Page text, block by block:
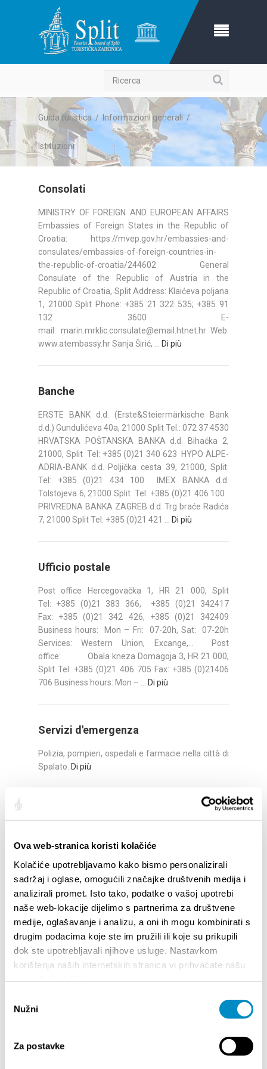
Ova web-stranica koristi kolačiće
Kolačiće upotrebljavamo kako bismo personalizirali
sadržaj i oglase, omogućili značajke društvenih medija i
analizirali promet. Isto tako, podatke o vašoj upotrebi
naše web-lokacije dijelimo s partnerima za društvene
medije, oglašavanje i analizu, a oni ih mogu kombinirati s
drugim podacima koje ste im pružili ili koje su prikupili
dok ste upotrebljavali njihove usluge. Nastavkom
korištenja naših internetskih stranica vi prihvaćate našu
pristanka
Nužni
Za postavke
Ricerca
Guida turistica/ Informazioni generali /
Istituzioni
Consolati
MINISTRY OF FOREIGN AND EUROPEAN AFFAIRS
Embassies of Foreign States in the Republic of
Croatia: https://mvep.gov.hr/embassies-and-
consulates/embassies-of-foreign-countries-in-
the-republic-of-croatia/244602 General
Consulate of the Republic of Austria in the
Republic of Croatia, Split Address: Klaićeva poljana
1, 21000 Split Phone: +385 21 322 535; +385 91
132 3600 E-
mail: marin.mrklic.consulate@email.htnet.hr Web:
www.atembassy.hr Sanja Širić, ...
Di più
Banche
ERSTE BANK d.d. (Erste&Steiermärkische Bank
d.d.) Gundulićeva 40a, 21000 Split Tel.: 072 37 4530
HRVATSKA POŠTANSKA BANKA d.d. Bihaćka 2,
21000, Split Tel: +385 (0)21 340 623 HYPO ALPE-
ADRIA-BANK d.d. Poljička cesta 39, 21000, Split
Tel: +385 (0)21 434 100 IMEX BANKA d.d.
Tolstojeva 6, 21000 Split Tel: +385 (0)21 406 100
PRIVREDNA BANKA ZAGREB d.d. Trg braće Radića
7, 21000 Split Tel: +385 (0)21 421 ...
Di più
Ufficio postale
Post office Hercegovačka 1, HR 21 000, Split
Tel: +385 (0)21 383 366, +385 (0)21 342417
Fax: +385 (0)21 342 426, +385 (0)21 342409
Business hours: Mon – Fri: 07-20h, Sat: 07-20h
Services: Western Union, Excange,... Post
office: Obala kneza Domagoja 3, HR 21 000,
Split Tel: +385 (0)21 406 705 Fax: +385 (0)21406
706 Business hours: Mon – ...
Di più
Servizi d'emergenza
Polizia, pompieri, ospedali e farmacie nella città di
Spalato. Di più
Di più
GUIDA TURISTICA
Come arrivare
Alloggio